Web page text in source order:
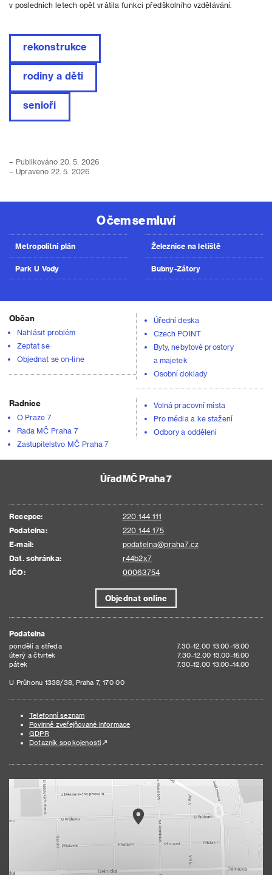
v posledních letech opět vrátila funkci předškolního vzdělávání.
rekonstrukce
rodiny a děti
senioři
– Publikováno 20. 5. 2026
– Upraveno 22. 5. 2026
O čem se mluví
Metropolitní plán
Park U Vody
Železnice na letiště
Bubny-Zátory
Občan
Nahlásit problém
Zeptat se
Objednat se on-line
Úřední deska
Czech POINT
Byty, nebytové prostory
a majetek
Osobní doklady
Radnice
O Praze 7
Rada MČ Praha 7
Zastupitelstvo MČ Praha 7
Volná pracovní místa
Pro média a ke stažení
Odbory a oddělení
Úřad MČ Praha 7
Recepce:
220 144 111
Podatelna:
220 144 175
E-mail:
podatelna@praha7.cz
Dat. schránka:
r44b2x7
IČO:
00063754
Objednat online
Podatelna
pondělí a středa
7.30–12.00 13.00–18.00
úterý a čtvrtek
7.30–12.00 13.00–15.00
pátek
7.30–12.00 13.00–14.00
U Průhonu 1338/38, Praha 7, 170 00
Telefonní seznam
Povinně zveřejňované informace
GDPR
Dotazník spokojenosti